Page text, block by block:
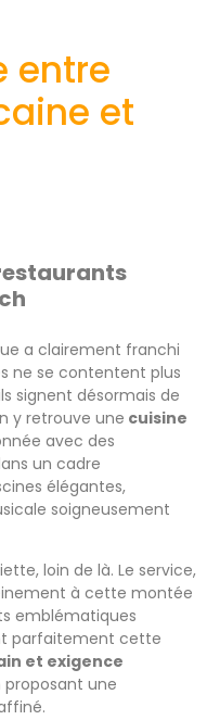
entre
et
a clairement franchi
ne se contentent plus
signent désormais de
y retrouve une cuisine
avec des
un cadre
élégantes,
soigneusement
loin de là. Le service,
à cette montée
emblématiques
parfaitement cette
et exigence
une